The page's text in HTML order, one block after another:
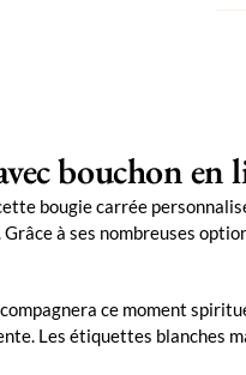
bouchon
bougie carrée
à ses nombreuses
ce moment
Les étiquettes blanches